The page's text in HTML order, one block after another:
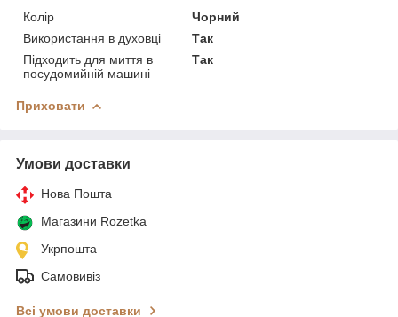
Колір
Чорний
Використання в духовці
Так
Підходить для миття в
посудомийній машині
Так
Приховати
Умови доставки
Нова Пошта
Магазини Rozetka
Укрпошта
Самовивіз
Всі умови доставки